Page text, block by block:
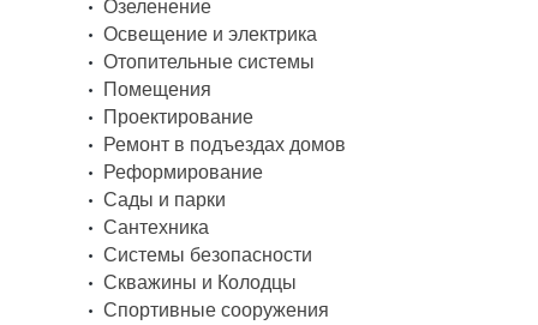
Озеленение
Освещение и электрика
Отопительные системы
Помещения
Проектирование
Ремонт в подъездах домов
Реформирование
Сады и парки
Сантехника
Системы безопасности
Скважины и Колодцы
Спортивные сооружения